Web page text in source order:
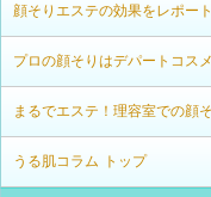
顔そりエステの効果をレポート
プロの顔そりはデパートコス
まるでエステ！理容室での顔
うる肌コラム トップ